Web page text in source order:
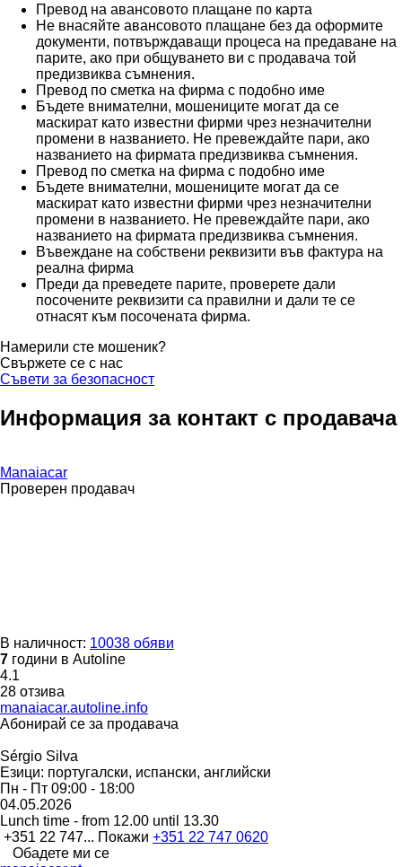
Превод на авансовото плащане по карта
Не внасяйте авансовото плащане без да оформите
документи, потвърждаващи процеса на предаване на
парите, ако при общуването ви с продавача той
предизвиква съмнения.
Превод по сметка на фирма с подобно име
Бъдете внимателни, мошениците могат да се
маскират като известни фирми чрез незначителни
промени в названието. Не превеждайте пари, ако
названието на фирмата предизвиква съмнения.
Превод по сметка на фирма с подобно име
Бъдете внимателни, мошениците могат да се
маскират като известни фирми чрез незначителни
промени в названието. Не превеждайте пари, ако
названието на фирмата предизвиква съмнения.
Въвеждане на собствени реквизити във фактура на
реална фирма
Преди да преведете парите, проверете дали
посочените реквизити са правилни и дали те се
отнасят към посочената фирма.
Намерили сте мошеник?
Свържете се с нас
Съвети за безопасност
Информация за контакт с продавача
Manaiacar
Проверен продавач
В наличност: 10038 обяви
7 години в Autoline
4.1
28 отзива
manaiacar.autoline.info
Абонирай се за продавача
Sérgio Silva
Езици: португалски, испански, английски
Пн - Пт 09:00 - 18:00
04.05.2026
Lunch time - from 12.00 until 13.30
+351 22 747... Покажи +351 22 747 0620
Обадете ми се